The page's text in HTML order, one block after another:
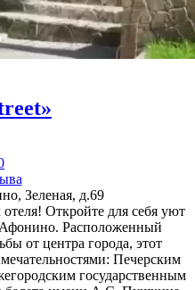
Зеленая, д.69
Откройте для себя уют
Афонино. Расположенный
от центра города, этот
Печерским
государственным